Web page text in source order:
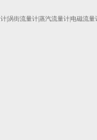
|涡街流量计|蒸汽流量计|电磁流